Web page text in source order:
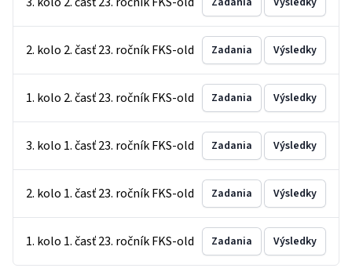
2. kolo 2. časť 23. ročník FKS-old Zadania Výsledky
1. kolo 2. časť 23. ročník FKS-old Zadania Výsledky
3. kolo 1. časť 23. ročník FKS-old Zadania Výsledky
2. kolo 1. časť 23. ročník FKS-old Zadania Výsledky
1. kolo 1. časť 23. ročník FKS-old Zadania Výsledky